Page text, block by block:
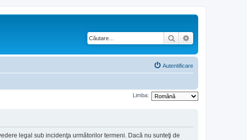
Căutare
Autentificare
Limba:
legal sub incidenţa următorilor termeni. Dacă nu sunteţi de